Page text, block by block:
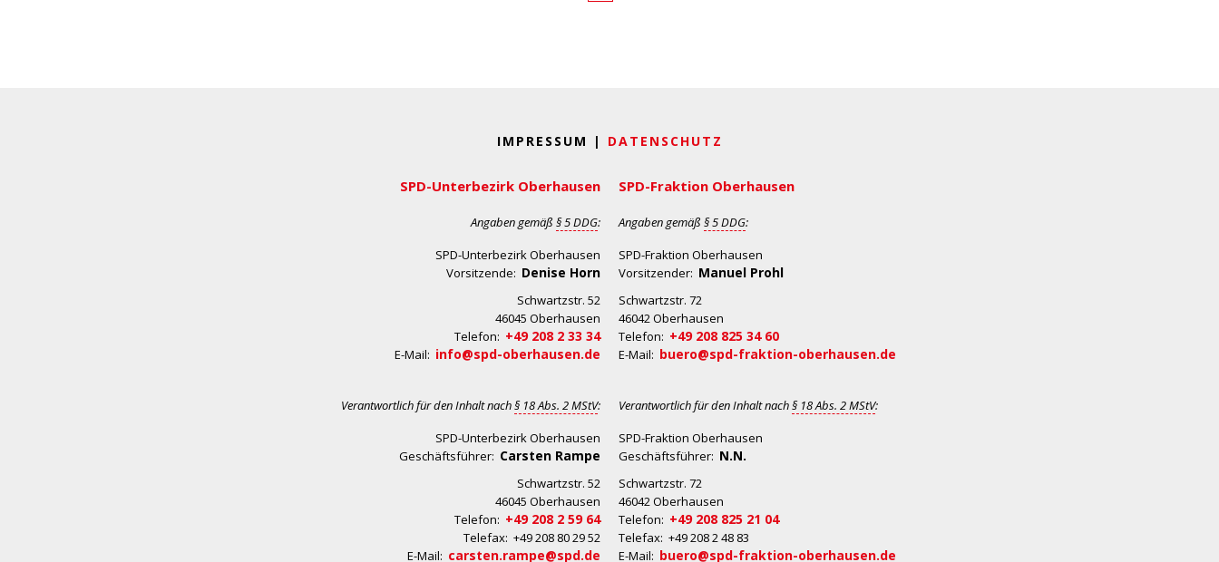
IMPRESSUM | DATENSCHUTZ
SPD-Unterbezirk Oberhausen
Angaben gemäß § 5 DDG:
SPD-Unterbezirk Oberhausen
Vorsitzende: Denise Horn
Schwartzstr. 52
46045 Oberhausen
Telefon: +49 208 2 33 34
E-Mail: info@spd-oberhausen.de
Verantwortlich für den Inhalt nach§ 18 Abs. 2 MStV:
SPD-Unterbezirk Oberhausen
Geschäftsführer: Carsten Rampe
Schwartzstr. 52
46045 Oberhausen
Telefon: +49 208 2 59 64
Telefax: +49 208 80 29 52
E-Mail: carsten.rampe@spd.de
SPD-Fraktion Oberhausen
Angaben gemäß § 5 DDG:
SPD-Fraktion Oberhausen
Vorsitzender: Manuel Prohl
Schwartzstr. 72
46042 Oberhausen
Telefon: +49 208 825 34 60
E-Mail: buero@spd-fraktion-oberhausen.de
Verantwortlich für den Inhalt nach§ 18 Abs. 2 MStV:
SPD-Fraktion Oberhausen
Geschäftsführer: N.N.
Schwartzstr. 72
46042 Oberhausen
Telefon: +49 208 825 21 04
Telefax: +49 208 2 48 83
E-Mail: buero@spd-fraktion-oberhausen.de